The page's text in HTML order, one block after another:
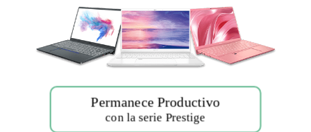
Permanece Productivo
con la serie Prestige